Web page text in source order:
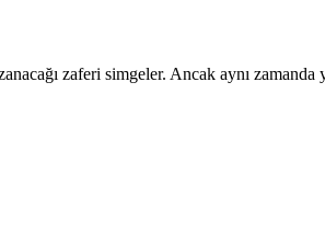
zaferi simgeler. Ancak aynı zamanda